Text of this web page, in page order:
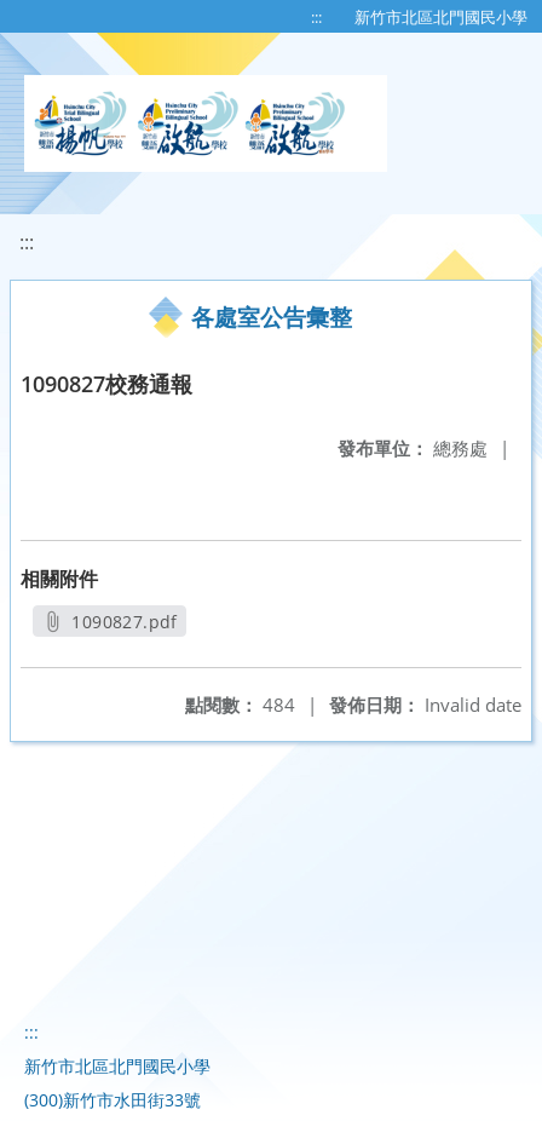
::: 新竹市北區北門國民小學
:::
各處室公告彙整
1090827校務通報
發布單位： 總務處 |
相關附件
1090827.pdf
發佈日期： Invalid date
點閱數： 484 |
:::
新竹市北區北門國民小學
(300)新竹市水田街33號